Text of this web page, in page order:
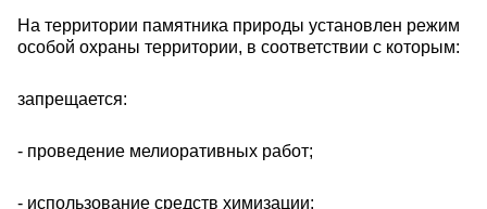
На территории памятника природы установлен режим
особой охраны территории, в соответствии с которым:
запрещается:
- проведение мелиоративных работ;
- использование средств химизации;